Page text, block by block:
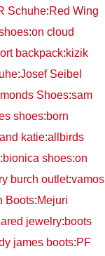
Schuhe:Red Wing
:on cloud
backpack:kizik
:Josef Seibel
Shoes:sam
shoes:born
katie:allbirds
:bionica shoes:on
burch outlet:vamos
Boots:Mejuri
jewelry:boots
james boots:PF